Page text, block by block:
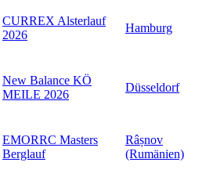
CURREX Alsterlauf
2026
Hamburg
New Balance KÖ
MEILE 2026
Düsseldorf
EMORRC Masters
Berglauf
Râșnov
(Rumänien)